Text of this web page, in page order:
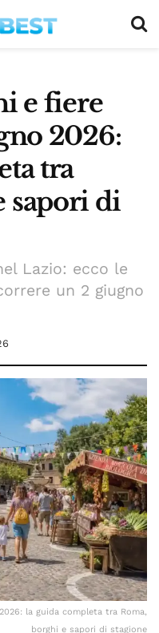
e fiere
2026:
tra
sapori di
Lazio: ecco le
un 2 giugno
la guida completa tra Roma,
borghi e sapori di stagione